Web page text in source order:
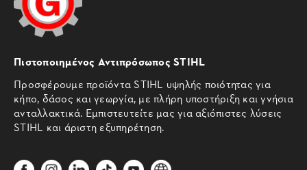
Πιστοποιημένος Αντιπρόσωπος STIHL
Προσφέρουμε προϊόντα STIHL υψηλής ποιότητας για
κήπο, δάσος και γεωργία, με πλήρη υποστήριξη και γνήσια
ανταλλακτικά. Εμπιστευτείτε μας για αξιόπιστες λύσεις
STIHL και άριστη εξυπηρέτηση.